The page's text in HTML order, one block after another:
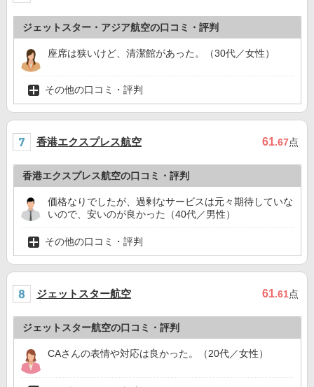
ジェットスター・アジア航空の口コミ・評判
座席は狭いけど、清潔館があった。（30代／女性）
その他の口コミ・評判
香港エクスプレス航空 61.67点
香港エクスプレス航空の口コミ・評判
価格なりでしたが、過剰なサービスは元々期待していな
いので、安いのが良かった（40代／男性）
その他の口コミ・評判
ジェットスター航空 61.61点
ジェットスター航空の口コミ・評判
CAさんの表情や対応は良かった。（20代／女性）